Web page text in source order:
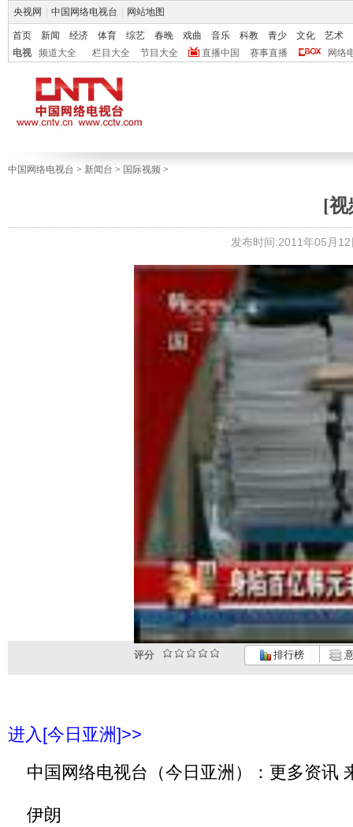
央视网 中国网络电视台 网站地图
首页 新闻 经济 体育 综艺 春晚 戏曲 音乐 科教 青少 文化
艺术
电视
频道大全 栏目大全 节目大全 直播中国 赛事直播 网络
中国网络电视台 > 新闻台 > 国际视频 >
[视
发布时间:2011年05月
评分 排行榜
进入[今日亚洲]>>
中国网络电视台（今日亚洲）：更多资讯
伊朗